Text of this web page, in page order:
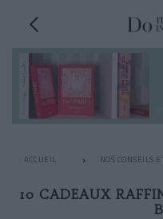
ACCUEIL NOS CONSEILS
10 CADEAUX